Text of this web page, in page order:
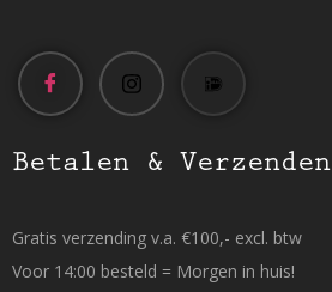
Betalen & Verzenden
Gratis verzending v.a. €100,- excl. btw
Voor 14:00 besteld = Morgen in huis!